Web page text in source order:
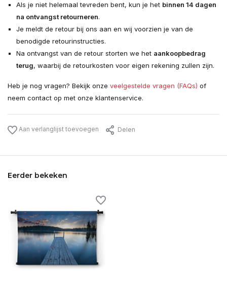
Als je niet helemaal tevreden bent, kun je het binnen 14 dagen
na ontvangst retourneren.
Je meldt de retour bij ons aan en wij voorzien je van de
benodigde retourinstructies.
Na ontvangst van de retour storten we het aankoopbedrag
terug, waarbij de retourkosten voor eigen rekening zullen zijn.
Heb je nog vragen? Bekijk onze veelgestelde vragen (FAQs) of
neem contact op met onze klantenservice.
Aan verlanglijst toevoegen Delen
Eerder bekeken